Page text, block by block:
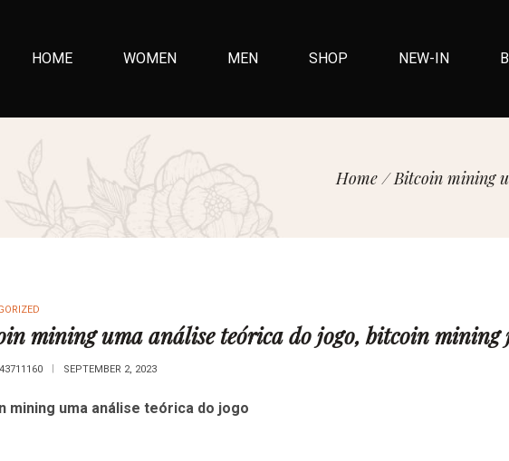
HOME WOMEN MEN SHOP NEW-IN
Home / Bitcoin mining
mining uma análise teórica do jogo, bitcoin mining
SEPTEMBER 2, 2023
mining uma análise teórica do jogo